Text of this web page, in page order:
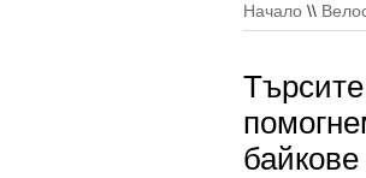
Начало \\